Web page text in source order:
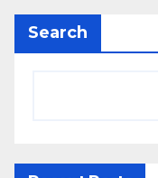
Search